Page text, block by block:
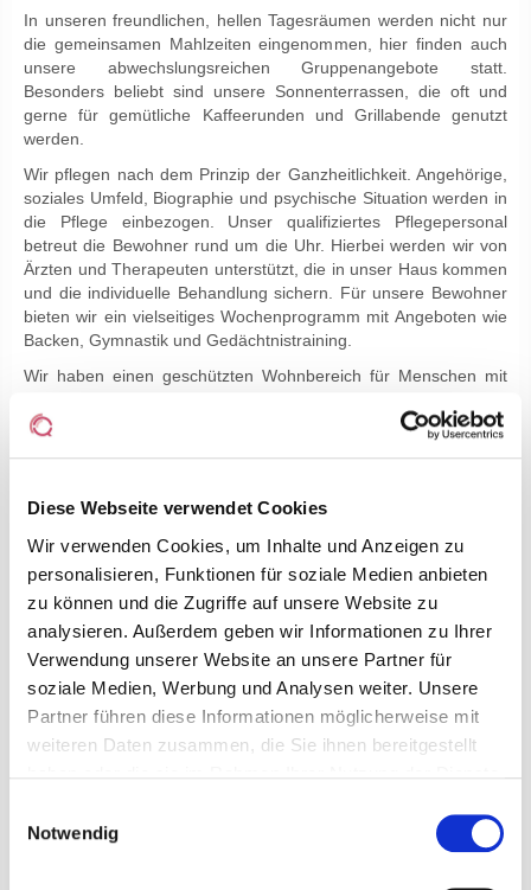
Diese Webseite verwendet Cookies
Wir verwenden Cookies, um Inhalte und Anzeigen zu
personalisieren, Funktionen für soziale Medien anbieten
zu können und die Zugriffe auf unsere Website zu
analysieren. Außerdem geben wir Informationen zu Ihrer
Verwendung unserer Website an unsere Partner für
soziale Medien, Werbung und Analysen weiter. Unsere
Partner führen diese Informationen möglicherweise mit
weiteren Daten zusammen, die Sie ihnen bereitgestellt
Notwendig
In unseren freundlichen, hellen Tagesräumen werden nicht nur
die gemeinsamen Mahlzeiten eingenommen, hier finden auch
unsere abwechslungsreichen Gruppenangebote statt.
Besonders beliebt sind unsere Sonnenterrassen, die oft und
gerne für gemütliche Kaffeerunden und Grillabende genutzt
werden.
Wir pflegen nach dem Prinzip der Ganzheitlichkeit. Angehörige,
soziales Umfeld, Biographie und psychische Situation werden in
die Pflege einbezogen. Unser qualifiziertes Pflegepersonal
betreut die Bewohner rund um die Uhr. Hierbei werden wir von
Ärzten und Therapeuten unterstützt, die in unser Haus kommen
und die individuelle Behandlung sichern. Für unsere Bewohner
bieten wir ein vielseitiges Wochenprogramm mit Angeboten wie
Backen, Gymnastik und Gedächtnistraining.
Wir haben einen geschützten Wohnbereich für Menschen mit
Pflegekräften dem erhöhten Betreuungsbedarf gerecht werden.
Zusätzliche Betreuungskräfte begleiten die Bewohner liebevoll
verschiedenen Antragstellungen und Ummeldungen. Wenn Sie
praktische Hilfe beim Umzug benötigen, ist unser Team der
Hauswirtschaft für Sie da!
Wir wenden uns an:
• ÄLTERE UND AUCH JÜNGERE MENSCHEN
• DEMENZERKRANKTE MENSCHEN
• CHRONISCH KRANKE
• MENSCHEN IM WACHKOMA
• PLÄTZE IN EINZEL- UND DOPPELZIMMERN